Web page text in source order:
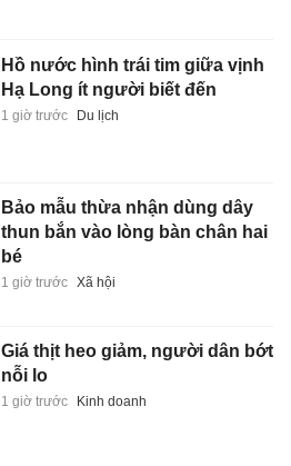
Hồ nước hình trái tim giữa vịnh
Hạ Long ít người biết đến
1 giờ trước Du lịch
Bảo mẫu thừa nhận dùng dây
thun bắn vào lòng bàn chân hai
bé
1 giờ trước Xã hội
Giá thịt heo giảm, người dân bớt
nỗi lo
1 giờ trước Kinh doanh